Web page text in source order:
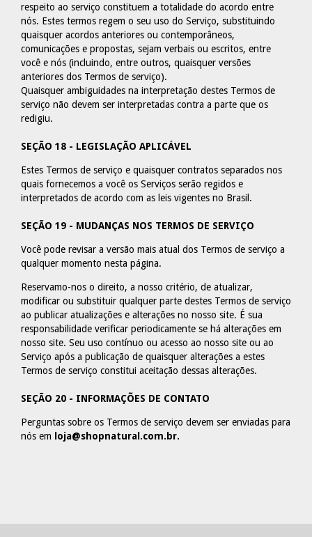
respeito ao serviço constituem a totalidade do acordo entre
nós. Estes termos regem o seu uso do Serviço, substituindo
quaisquer acordos anteriores ou contemporâneos,
comunicações e propostas, sejam verbais ou escritos, entre
você e nós (incluindo, entre outros, quaisquer versões
anteriores dos Termos de serviço).
Quaisquer ambiguidades na interpretação destes Termos de
serviço não devem ser interpretadas contra a parte que os
redigiu.
SEÇÃO 18 - LEGISLAÇÃO APLICÁVEL
Estes Termos de serviço e quaisquer contratos separados nos
quais fornecemos a você os Serviços serão regidos e
interpretados de acordo com as leis vigentes no Brasil.
SEÇÃO 19 - MUDANÇAS NOS TERMOS DE SERVIÇO
Você pode revisar a versão mais atual dos Termos de serviço a
qualquer momento nesta página.
Reservamo-nos o direito, a nosso critério, de atualizar,
modificar ou substituir qualquer parte destes Termos de serviço
ao publicar atualizações e alterações no nosso site. É sua
responsabilidade verificar periodicamente se há alterações em
nosso site. Seu uso contínuo ou acesso ao nosso site ou ao
Serviço após a publicação de quaisquer alterações a estes
Termos de serviço constitui aceitação dessas alterações.
SEÇÃO 20 - INFORMAÇÕES DE CONTATO
Perguntas sobre os Termos de serviço devem ser enviadas para
nós em
loja@shopnatural.com.br.